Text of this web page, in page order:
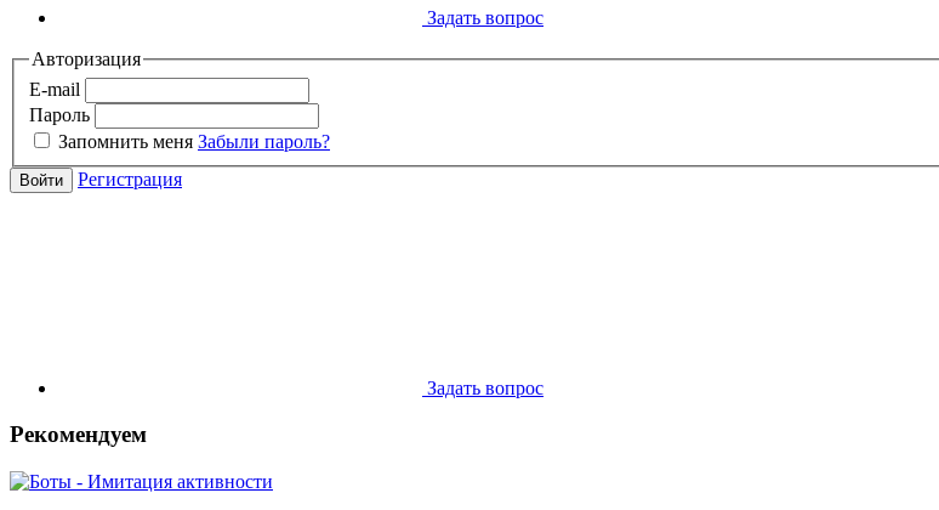
Задать вопрос
Авторизация
E-mail
Пароль
Запомнить меня Забыли пароль?
Войти Регистрация
Задать вопрос
Рекомендуем